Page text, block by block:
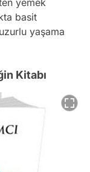
yemek
basit
yaşama
Kitabı